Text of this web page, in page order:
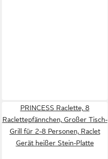
PRINCESS Raclette, 8
Raclettepfännchen, Großer Tisch-
Grill für 2-8 Personen, Raclet
Gerät heißer Stein-Platte